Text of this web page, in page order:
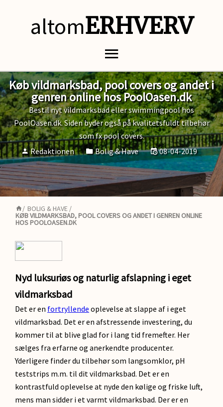
altomERHVERV
Køb vildmarksbad, pool covers og andet i
genren online hos PoolOasen.dk
Bestil nyt vildmarksbad eller swimmingpool hos
PoolOasen.dk. Siden byder også på kvalitetsfuldt tilbehør
som fx pool covers.
Redaktionen
Bolig & Have 08-04-2019
/ BOLIG & HAVE /
KØB VILDMARKSBAD, POOL COVERS OG ANDET I GENREN ONLINE
HOS POOLOASEN.DK
Nyd luksuriøs og naturlig afslapning i eget
vildmarksbad
Det er en fortryllende oplevelse at slappe af i eget
vildmarksbad. Det er en afstressende investering, du
kommer til at blive glad for i lang tid fremefter. Her
sælges fra erfarne og anerkendte producenter.
Yderligere finder du tilbehør som langsomklor, pH
teststrips m.m. til dit vildmarksbad. Det er en
kontrastfuld oplevelse at nyde den kølige og friske luft,
mens man sidder i et varmt vildmarksbad. Der er en